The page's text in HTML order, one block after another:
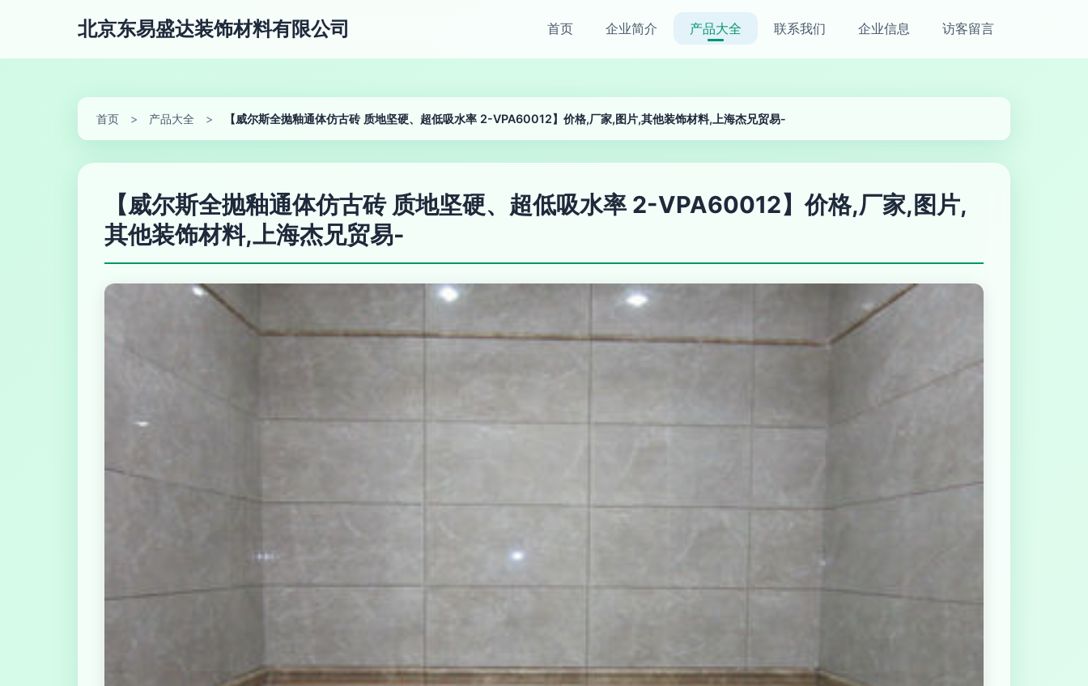
北京东易盛达装饰材料有限公司 首页 企业简介 产品大全 联系我们 企业信息 访客留言
首页 > 产品大全 > 【威尔斯全抛釉通体仿古砖 质地坚硬、超低吸水率 2-VPA60012】价格,厂家,图片,其他装饰材料,上海杰兄贸易-
【威尔斯全抛釉通体仿古砖 质地坚硬、超低吸水率 2-VPA60012】价格,厂家,图片,
其他装饰材料,上海杰兄贸易-